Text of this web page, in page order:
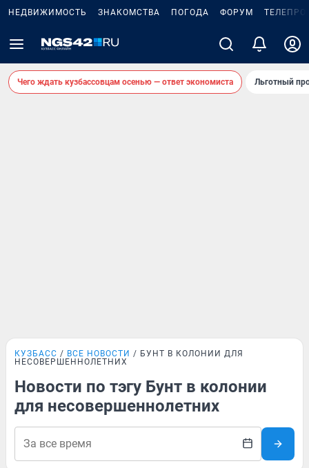
НЕДВИЖИМОСТЬ ЗНАКОМСТВА ПОГОДА ФОРУМ
Чего ждать кузбассовцам осенью — ответ экономиста Льготный
КУЗБАСС ВСЕ НОВОСТИ
БУНТ В КОЛОНИИ ДЛЯ
НЕСОВЕРШЕННОЛЕТНИХ
Новости по тэгу Бунт в колонии
для несовершеннолетних